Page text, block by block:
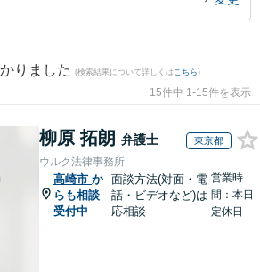
りました (検索結果について詳しくは こちら)
15件中 1-15件を表示
柳原 拓朗 弁護士 東京都
ウルク法律事務所
高崎市 か
らも相談
受付中
面談方法(対面・電
話・ビデオなど)は
応相談
営業時
間：本日
定休日